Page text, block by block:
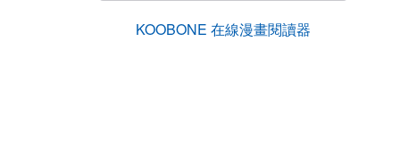
KOOBONE 在線漫畫閱讀器